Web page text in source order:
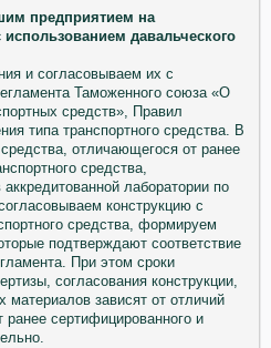
предприятием на
давальческого
и согласовываем их с
Таможенного союза «О
средств», Правил
типа транспортного средства. В
отличающегося от ранее
средства,
лаборатории по
конструкцию с
средства, формируем
подтверждают соответствие
При этом сроки
согласования конструкции,
зависят от отличий
ранее сертифицированного и